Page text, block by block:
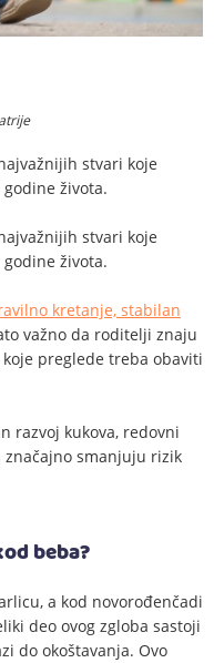
stvari koje
života.
stvari koje
života.
kretanje, stabilan
važno da roditelji znaju
koje preglede treba obaviti
razvoj kukova, redovni
smanjuju rizik
beba?
a kod novorođenčadi
deo ovog zgloba sastoji
do okoštavanja. Ovo